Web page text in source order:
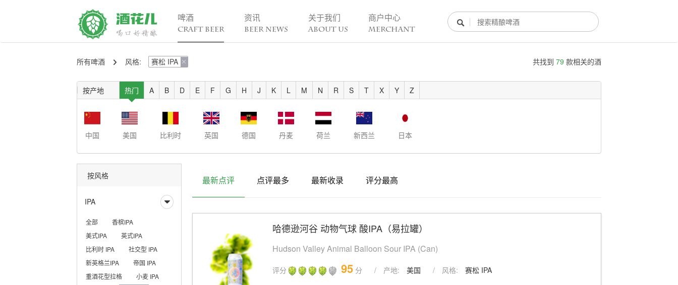
啤酒
CRAFT BEER
资讯
BEER NEWS
关于我们
ABOUT US
商户中心
MERCHANT

精酿百科
入门
进阶
发烧
考试认证
行业新闻
行业故事
今日热点
趣谈精酿
脑洞创意
一周活动
酒花儿福利
酒吧活动
精酿赛事
酿酒知识
酿酒活动
所有啤酒  风格: 赛松 IPA  共找到 79 款相关的酒
按产地 热门 A B D E F G H J K L M N R S T X Y Z
中国 美国 比利时 英国 德国 丹麦 荷兰 新西兰 日本
按风格
IPA 
全部
香槟IPA
美式IPA
英式IPA
比利时 IPA
社交型 IPA
新英格兰IPA
帝国 IPA
重酒花型拉格
小麦 IPA
最新点评 点评最多 最新收录 评分最高
哈德逊河谷 动物气球 酸IPA（易拉罐）
Hudson Valley Animal Balloon Sour IPA (Can)
评分 95 分 / 产地: 美国 / 风格: 赛松 IPA